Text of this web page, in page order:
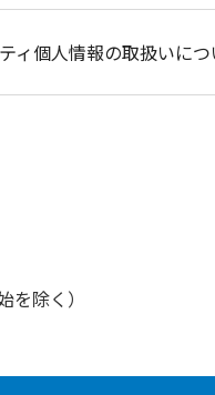
ィ個人情報の取扱いにつ
除く）